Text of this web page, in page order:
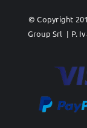
© Copyright
Group Srl | P.